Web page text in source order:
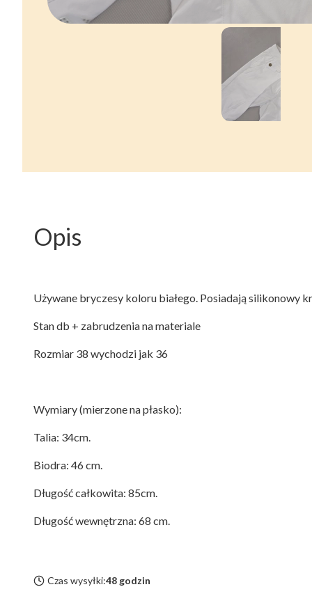
Opis
Używane bryczesy koloru białego. Posiadają silikonowy
Stan db + zabrudzenia na materiale
Rozmiar 38 wychodzi jak 36
Wymiary (mierzone na płasko):
Talia: 34cm.
Biodra: 46 cm.
Długość całkowita: 85cm.
Długość wewnętrzna: 68 cm.
Czas wysyłki:48 godzin